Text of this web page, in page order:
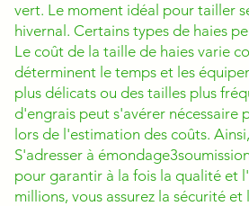
vert. Le moment idéal pour tailler
hivernal. Certains types de haies
Le coût de la taille de haies varie
déterminent le temps et les
plus délicats ou des tailles plus
d'engrais peut s'avérer nécessaire
lors de l'estimation des coûts.
S'adresser à
pour garantir à la fois la qualité et
millions, vous assurez la sécurité